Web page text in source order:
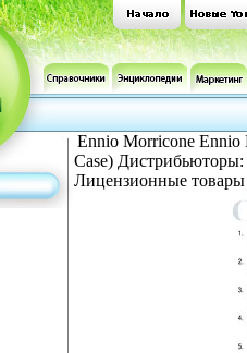
Ennio Morricone
Case)
Лицензионные